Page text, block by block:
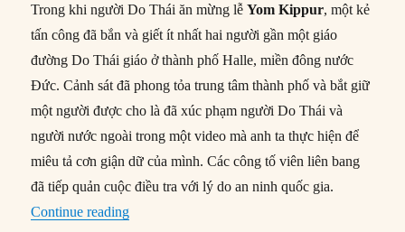
Trong khi người Do Thái ăn mừng lễYom Kippur, một kẻ
tấn công đã bắn và giết ít nhất hai người gần một giáo
đường Do Thái giáo ở thành phố Halle, miền đông nước
Đức. Cảnh sát đã phong tỏa trung tâm thành phố và bắt giữ
một người được cho là đã xúc phạm người Do Thái và
người nước ngoài trong một video mà anh ta thực hiện để
miêu tả cơn giận dữ của mình. Các công tố viên liên bang
đã tiếp quản cuộc điều tra với lý do an ninh quốc gia.
Continue reading“Thế giới hôm nay: 10/10/2019”